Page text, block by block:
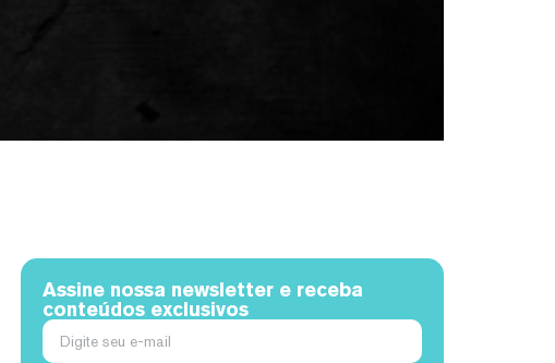
Assine nossa newsletter e receba
conteúdos exclusivos